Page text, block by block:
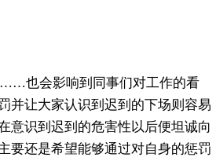
也会影响到同事们对工作的看
并让大家认识到迟到的下场则容易
意识到迟到的危害性以后便坦诚向
要还是希望能够通过对自身的惩罚